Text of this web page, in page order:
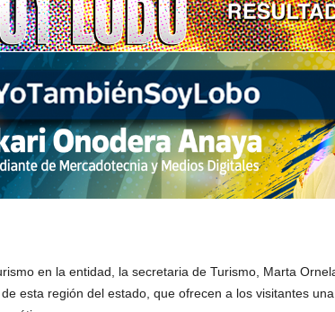
en la entidad, la secretaria de Turismo, Marta
esta región del estado, que ofrecen a los visitantes